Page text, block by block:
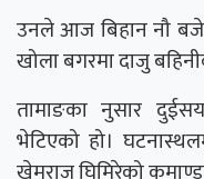
उनले आज बिहान नौ बजे
खोला बगरमा दाजु
तामाङका नुसार
भेटिएको हो।